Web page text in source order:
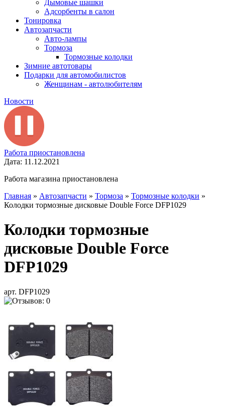
Дымовые шашки
Адсорбенты в салон
Тонировка
Автозапчасти
Авто-лампы
Тормоза
Тормозные колодки
Зимние автотовары
Подарки для автомобилистов
Женщинам - автолюбителям
Новости
Работа приостановлена
Дата: 11.12.2021
Работа магазина приостановлена
Главная » Автозапчасти » Тормоза » Тормозные колодки »
Колодки тормозные дисковые Double Force DFP1029
Колодки тормозные
дисковые Double Force
DFP1029
арт. DFP1029